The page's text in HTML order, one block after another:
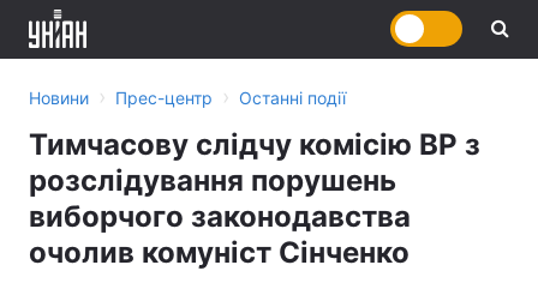
Новини › Прес-центр › Останні події
Тимчасову слідчу комісію ВР з
розслідування порушень
виборчого законодавства
очолив комуніст Сінченко